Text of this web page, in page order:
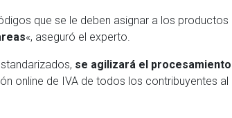
que se le deben asignar a los productos
«, aseguró el experto.
se agilizará el procesamiento
online de IVA de todos los contribuyentes al